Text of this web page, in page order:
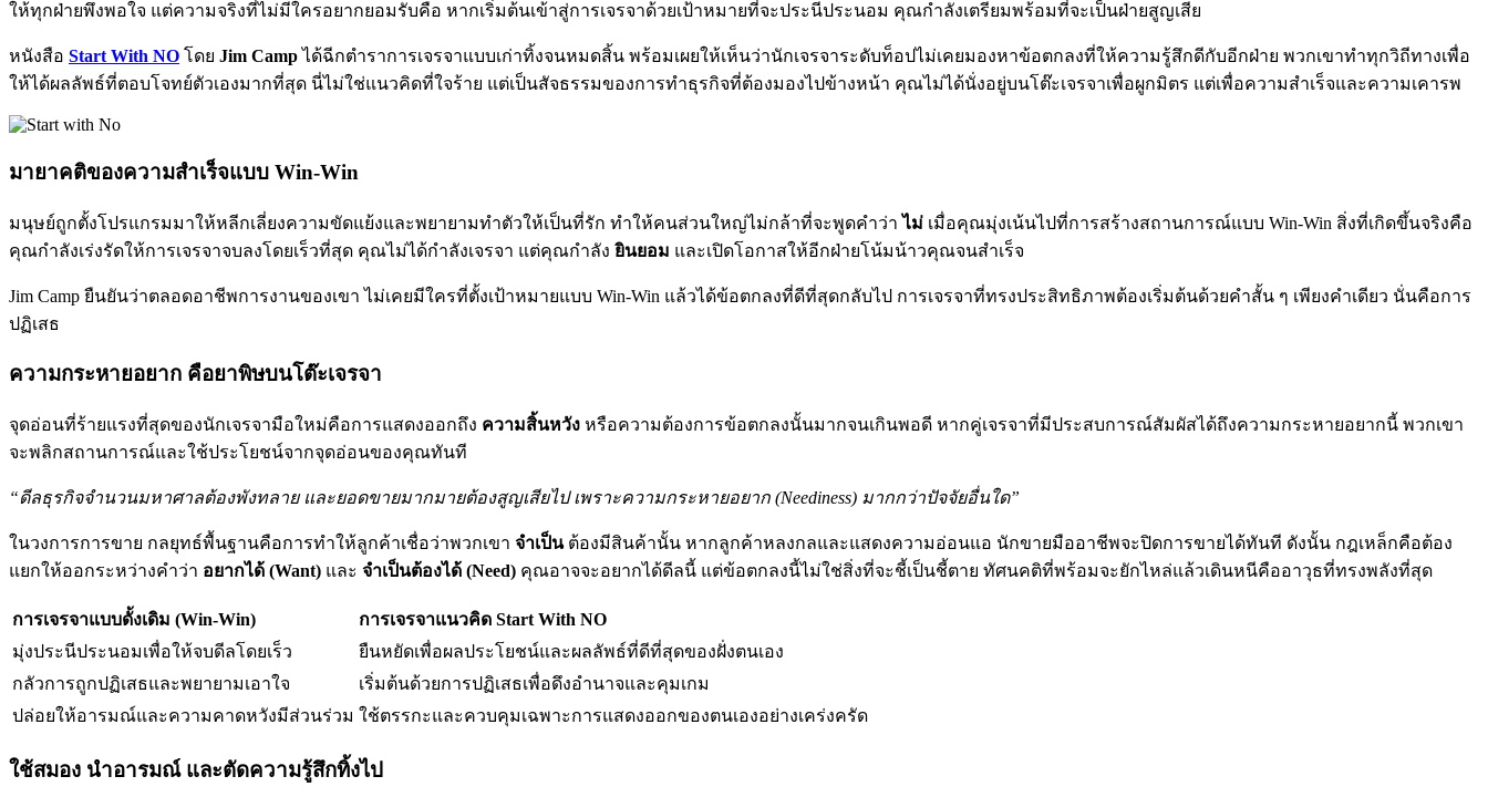
ให้ทุกฝ่ายพึงพอใจ แต่ความจริงที่ไม่มีใครอยากยอมรับคือ หากเริ่มต้นเข้าสู่การเจรจาด้วยเป้าหมายที่จะประนีประนอม คุณกำลังเตรียมพร้อมที่จะเป็นฝ่ายสูญเสีย
หนังสือ Start With NO โดย Jim Campได้ฉีกตำราการเจรจาแบบเก่าทิ้งจนหมดสิ้น พร้อมเผยให้เห็นว่านักเจรจาระดับท็อปไม่เคยมองหาข้อตกลงที่ให้ความรู้สึกดีกับอีกฝ่าย พวกเขาทำทุกวิถีทางเพื่อ
ให้ได้ผลลัพธ์ที่ตอบโจทย์ตัวเองมากที่สุด นี่ไม่ใช่แนวคิดที่ใจร้าย แต่เป็นสัจธรรมของการทำธุรกิจที่ต้องมองไปข้างหน้า คุณไม่ได้นั่งอยู่บนโต๊ะเจรจาเพื่อผูกมิตร แต่เพื่อความสำเร็จและความเคารพ
มายาคติของความสำเร็จแบบ Win-Win
มนุษย์ถูกตั้งโปรแกรมมาให้หลีกเลี่ยงความขัดแย้งและพยายามทำตัวให้เป็นที่รัก ทำให้คนส่วนใหญ่ไม่กล้าที่จะพูดคำว่าไม่ เมื่อคุณมุ่งเน้นไปที่การสร้างสถานการณ์แบบ Win-Win สิ่งที่เกิดขึ้นจริงคือ
คุณกำลังเร่งรัดให้การเจรจาจบลงโดยเร็วที่สุด คุณไม่ได้กำลังเจรจา แต่คุณกำลัง ยินยอม และเปิดโอกาสให้อีกฝ่ายโน้มน้าวคุณจนสำเร็จ
Jim Camp ยืนยันว่าตลอดอาชีพการงานของเขา ไม่เคยมีใครที่ตั้งเป้าหมายแบบ Win-Win แล้วได้ข้อตกลงที่ดีที่สุดกลับไป การเจรจาที่ทรงประสิทธิภาพต้องเริ่มต้นด้วยคำสั้น ๆ เพียงคำเดียว นั่นคือการ
ปฏิเสธ
ความกระหายอยาก คือยาพิษบนโต๊ะเจรจา
จุดอ่อนที่ร้ายแรงที่สุดของนักเจรจามือใหม่คือการแสดงออกถึง ความสิ้นหวัง หรือความต้องการข้อตกลงนั้นมากจนเกินพอดี หากคู่เจรจาที่มีประสบการณ์สัมผัสได้ถึงความกระหายอยากนี้ พวกเขา
จะพลิกสถานการณ์และใช้ประโยชน์จากจุดอ่อนของคุณทันที
“ดีลธุรกิจจำนวนมหาศาลต้องพังทลาย และยอดขายมากมายต้องสูญเสียไป เพราะความกระหายอยาก (Neediness) มากกว่าปัจจัยอื่นใด”
ในวงการการขาย กลยุทธ์พื้นฐานคือการทำให้ลูกค้าเชื่อว่าพวกเขา จำเป็นต้องมีสินค้านั้น หากลูกค้าหลงกลและแสดงความอ่อนแอ นักขายมืออาชีพจะปิดการขายได้ทันที ดังนั้น กฎเหล็กคือต้อง
แยกให้ออกระหว่างคำว่า อยากได้ (Want) และ จำเป็นต้องได้ (Need) คุณอาจจะอยากได้ดีลนี้ แต่ข้อตกลงนี้ไม่ใช่สิ่งที่จะชี้เป็นชี้ตาย ทัศนคติที่พร้อมจะยักไหล่แล้วเดินหนีคืออาวุธที่ทรงพลังที่สุด
การเจรจาแบบดั้งเดิม (Win-Win)
การเจรจาแนวคิด Start With NO
มุ่งประนีประนอมเพื่อให้จบดีลโดยเร็ว
ยืนหยัดเพื่อผลประโยชน์และผลลัพธ์ที่ดีที่สุดของฝั่งตนเอง
กลัวการถูกปฏิเสธและพยายามเอาใจ
เริ่มต้นด้วยการปฏิเสธเพื่อดึงอำนาจและคุมเกม
ปล่อยให้อารมณ์และความคาดหวังมีส่วนร่วม ใช้ตรรกะและควบคุมเฉพาะการแสดงออกของตนเองอย่างเคร่งครัด
ใช้สมอง นำอารมณ์ และตัดความรู้สึกทิ้งไป